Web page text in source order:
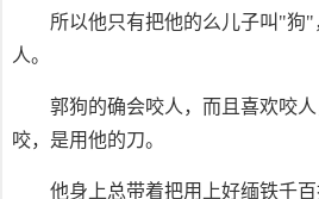
所以他只有把他的么儿子叫"狗
人。
郭狗的确会咬人，而且喜欢咬
咬，是用他的刀。
他身上总带着把用上好缅铁千